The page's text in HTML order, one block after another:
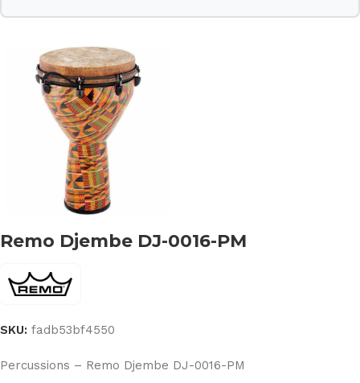
Remo Djembe DJ-0016-PM
SKU: fadb53bf4550
Percussions – Remo Djembe DJ-0016-PM